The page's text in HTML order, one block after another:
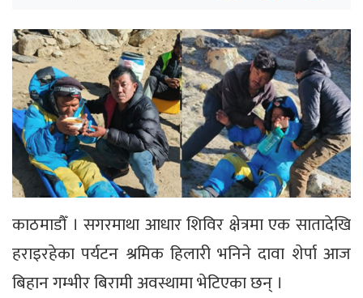
काठमाडौँ । सगरमाथा आधार शिविर क्षेत्रमा एक सातादेखि
हराइरहेका पर्यटन श्रमिक हिलारी भनिने दावा शेर्पा आज
बिहान गम्भीर बिरामी अवस्थामा भेटिएका छन् ।